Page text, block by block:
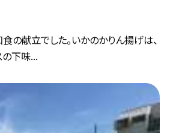
の献立でした。いかのかりん揚げは、
の下味...